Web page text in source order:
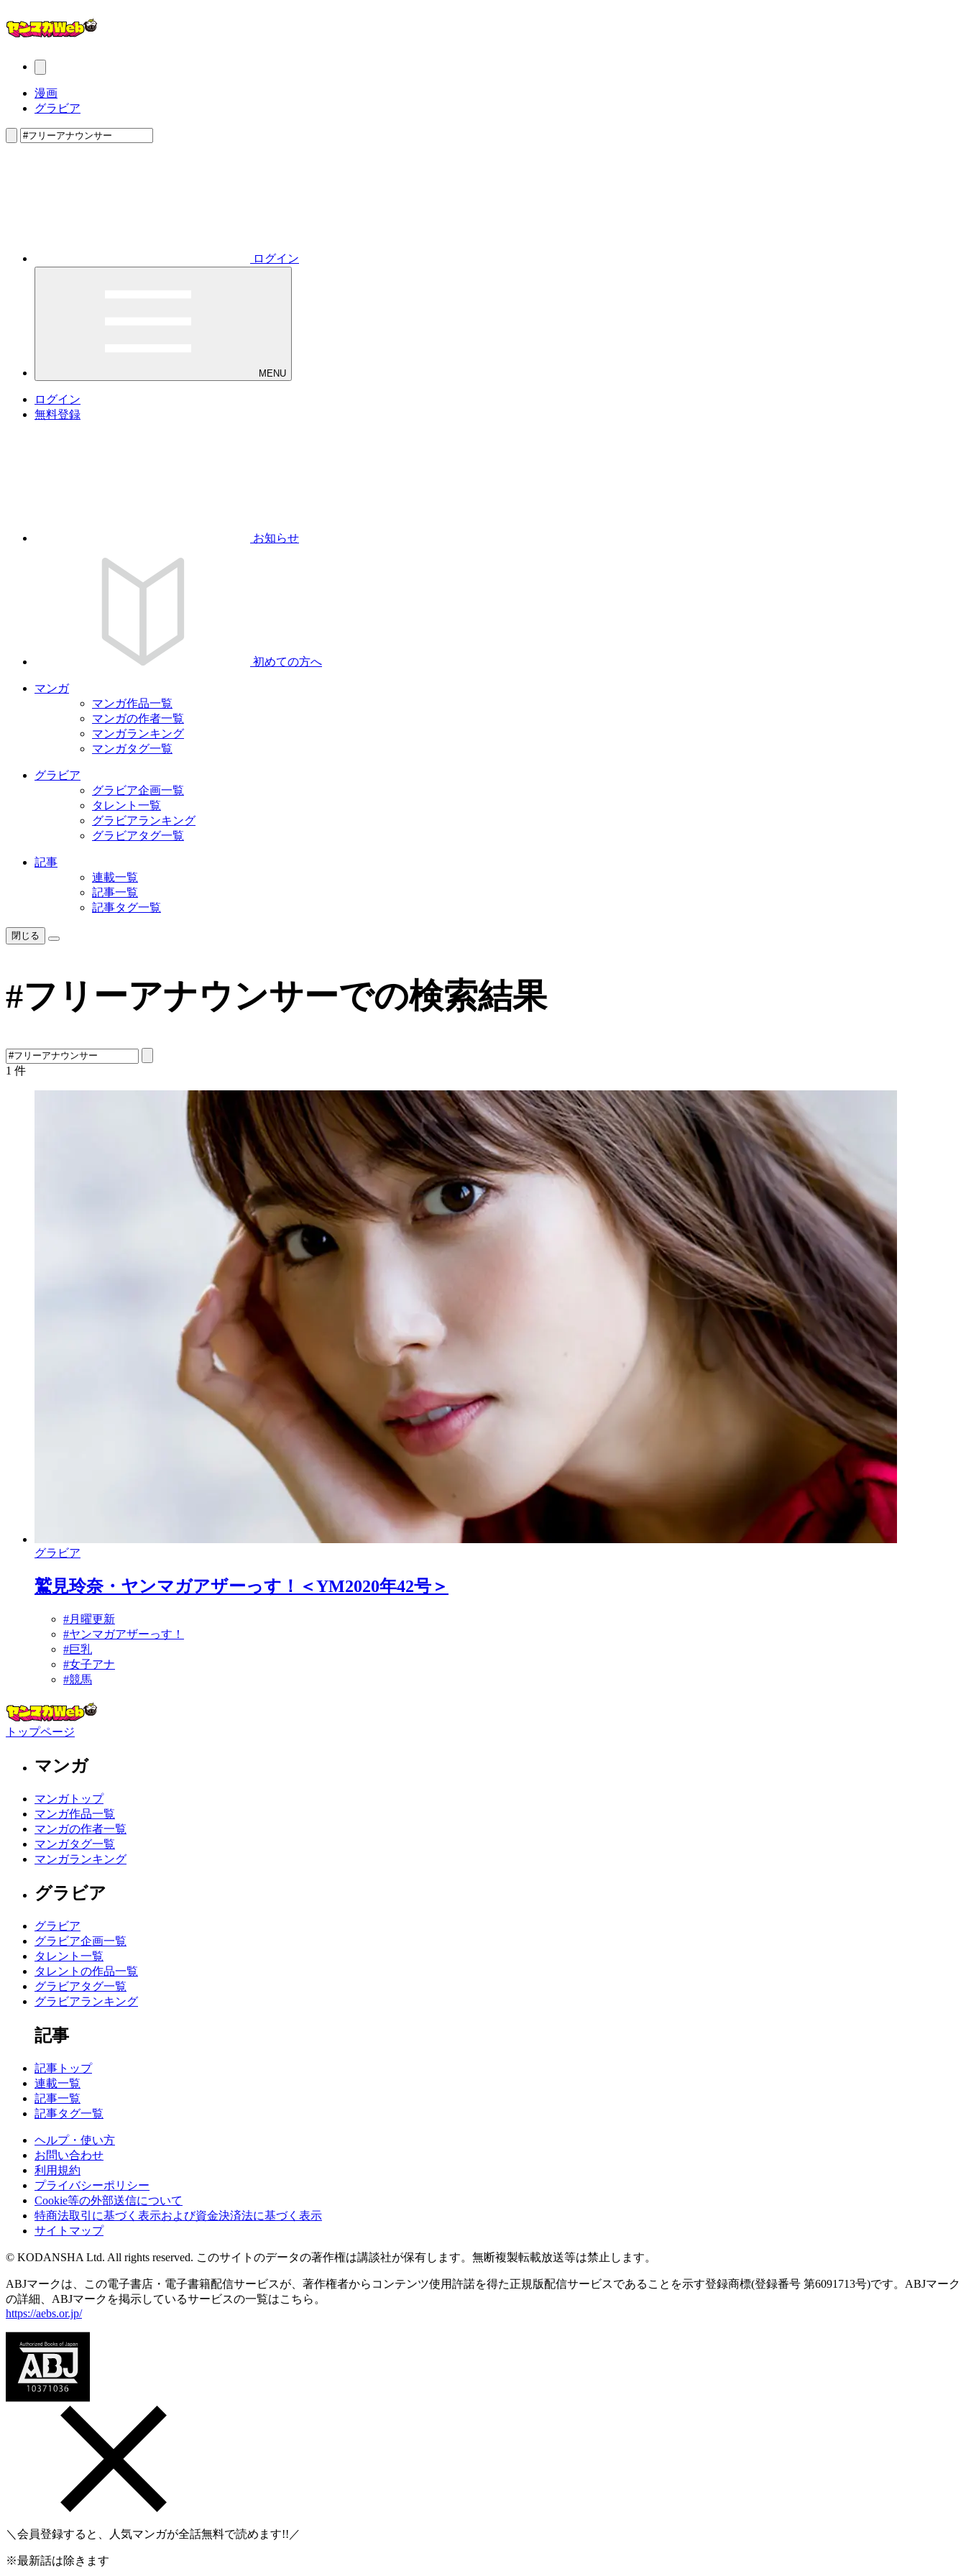
漫画
グラビア
ログイン
MENU
ログイン
無料登録
お知らせ
初めての方へ
マンガ
マンガ作品一覧
マンガの作者一覧
マンガランキング
マンガタグ一覧
グラビア
グラビア企画一覧
タレント一覧
グラビアランキング
グラビアタグ一覧
記事
連載一覧
記事一覧
記事タグ一覧
閉じる
#フリーアナウンサーでの検索結果
1 件
グラビア
鷲見玲奈・ヤンマガアザーっす！＜YM2020年42号＞
#月曜更新
#ヤンマガアザーっす！
#巨乳
#女子アナ
#競馬
トップページ
マンガ
マンガトップ
マンガ作品一覧
マンガの作者一覧
マンガタグ一覧
マンガランキング
グラビア
グラビア
グラビア企画一覧
タレント一覧
タレントの作品一覧
グラビアタグ一覧
グラビアランキング
記事
記事トップ
連載一覧
記事一覧
記事タグ一覧
ヘルプ・使い方
お問い合わせ
利用規約
プライバシーポリシー
Cookie等の外部送信について
特商法取引に基づく表示および資金決済法に基づく表示
サイトマップ
© KODANSHA Ltd. All rights reserved. このサイトのデータの著作権は講談社が保有します。無断複製転載放送等は禁止します。
ABJマークは、この電子書店・電子書籍配信サービスが、著作権者からコンテンツ使用許諾を得た正規版配信サービスであることを示す登録商標(登録番号 第6091713号)です。ABJマーク
の詳細、ABJマークを掲示しているサービスの一覧はこちら。
https://aebs.or.jp/
＼会員登録すると、人気マンガが全話無料で読めます!!／
※最新話は除きます